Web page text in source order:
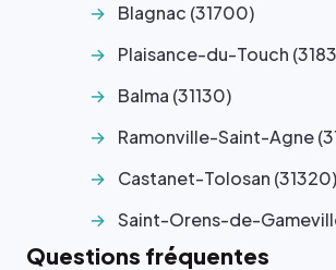
Blagnac (31700)
Plaisance-du-Touch
Balma (31130)
Ramonville-Saint-Agne
Castanet-Tolosan (31320)
Saint-Orens-de-
Questions fréquentes